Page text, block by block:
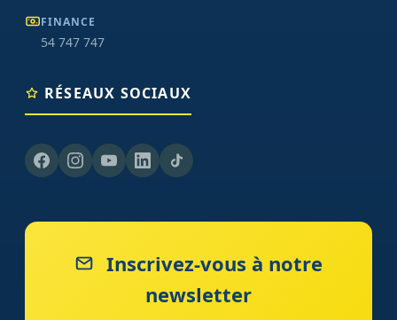
FINANCE
54 747 747
RÉSEAUX SOCIAUX
Inscrivez-vous à notre
newsletter